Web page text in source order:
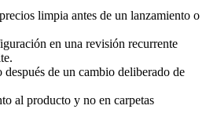
limpia antes de un lanzamiento o
en una revisión recurrente
de un cambio deliberado de
al producto y no en carpetas